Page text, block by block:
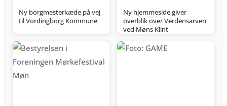
Ny borgmesterkæde på vej
til Vordingborg Kommune
Ny hjemmeside giver
overblik over Verdensarven
ved Møns Klint